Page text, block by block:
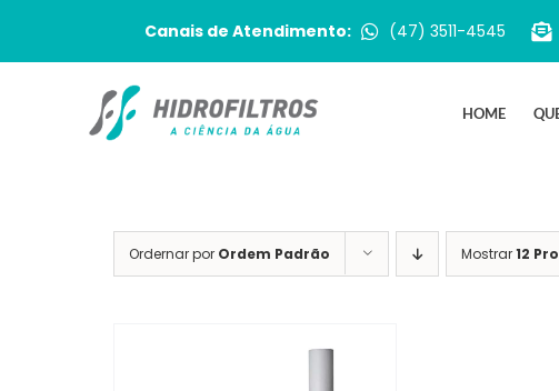
Canais de Atendimento: (47) 3511-4545
HOME
Ordernar por Ordem Padrão Mostrar12